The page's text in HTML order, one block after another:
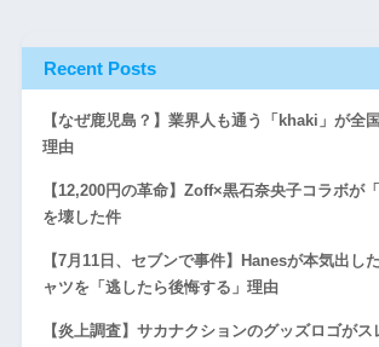
Recent Posts
【なぜ鹿児島？】業界人も通う「khaki」が全
理由
【12,200円の革命】Zoff×黒石奈央子コラボが
を壊した件
【7月11日、セブンで事件】Hanesが本気出し
ャツを「逃したら後悔する」理由
【炎上調査】サカナクションのグッズロゴが